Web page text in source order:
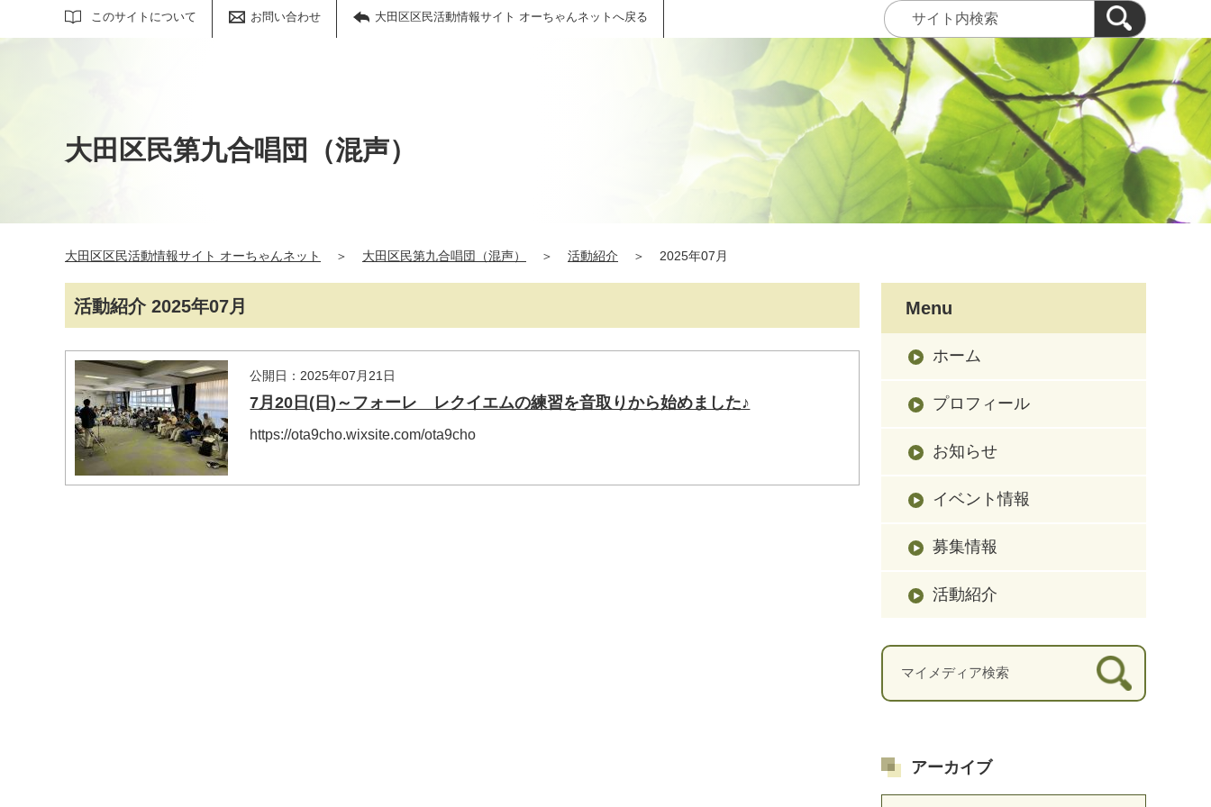
このサイトについて お問い合わせ 大田区区民活動情報サイト オーちゃんネットへ戻る
サイト内検索
大田区民第九合唱団（混声）
大田区区民活動情報サイト オーちゃんネット ＞ 大田区民第九合唱団（混声） ＞ 活動紹介 ＞ 2025年07月
活動紹介 2025年07月
公開日：2025年07月21日
7月20日(日)～フォーレ レクイエムの練習を音取りから始めました♪
https://ota9cho.wixsite.com/ota9cho
Menu
ホーム
プロフィール
お知らせ
イベント情報
募集情報
活動紹介
アーカイブ